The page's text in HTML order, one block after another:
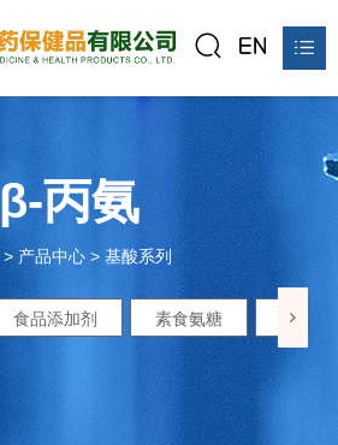
β-丙氨
> 产品中心 > 基酸系列
食品添加剂 素食氨糖 甲壳